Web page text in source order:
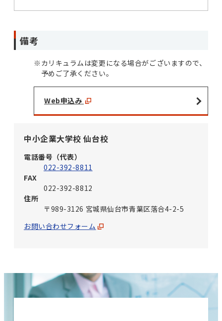
備考
※ カリキュラムは変更になる場合がございますので、
予めご了承ください。
Web申込み
中小企業大学校 仙台校
電話番号（代表）
022-392-8811
FAX
022-392-8812
住所
〒989-3126 宮城県仙台市青葉区落合4-2-5
お問い合わせフォーム